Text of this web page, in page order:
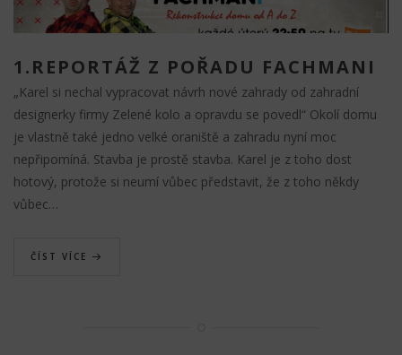
1.REPORTÁŽ Z POŘADU FACHMANI
„Karel si nechal vypracovat návrh nové zahrady od zahradní
designerky firmy Zelené kolo a opravdu se povedl“ Okolí domu
je vlastně také jedno velké oraniště a zahradu nyní moc
nepřipomíná. Stavba je prostě stavba. Karel je z toho dost
hotový, protože si neumí vůbec představit, že z toho někdy
vůbec…
ČÍST VÍCE